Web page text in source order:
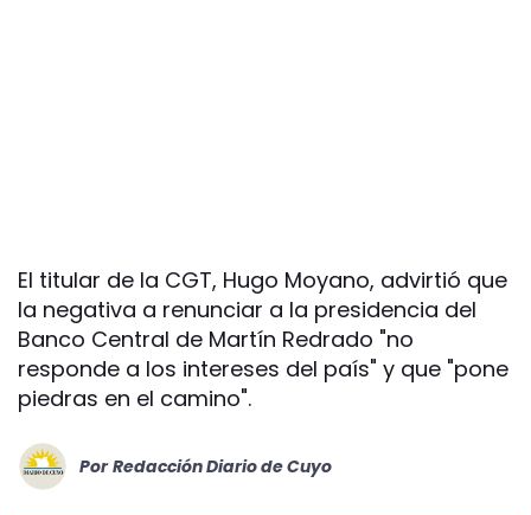
El titular de la CGT, Hugo Moyano, advirtió que
la negativa a renunciar a la presidencia del
Banco Central de Martín Redrado "no
responde a los intereses del país" y que "pone
piedras en el camino".
Por Redacción Diario de Cuyo